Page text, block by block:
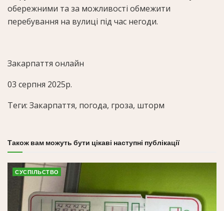
обережними та за можливості обмежити
перебування на вулиці під час негоди.
Закарпаття онлайн
03 серпня 2025р.
Теги: Закарпаття, погода, гроза, шторм
Також вам можуть бути цікаві наступні публікації
СУСПІЛЬСТВО